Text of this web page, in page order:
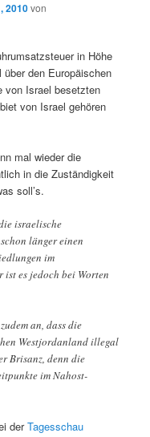
2010von
in Höhe
den Europäischen
von Israel besetzten
von Israel gehören
mal wieder die
in die Zuständigkeit
soll’s.
israelische
länger einen
im
ist es jedoch bei Worten
an, dass die
Westjordanland illegal
Brisanz, denn die
im Nahost-
derTagesschau